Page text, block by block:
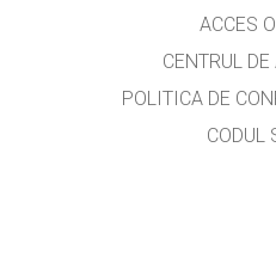
ACCES
CENTRUL
POLITICA DE
CODUL